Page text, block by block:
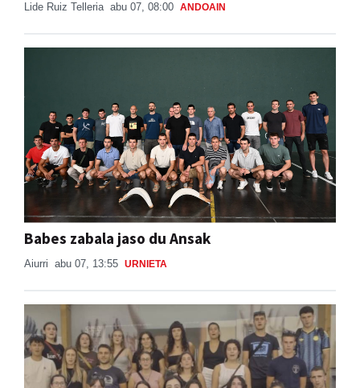
Lide Ruiz Telleria abu 07, 08:00 ANDOAIN
Babes zabala jaso du Ansak
Aiurri abu 07, 13:55 URNIETA